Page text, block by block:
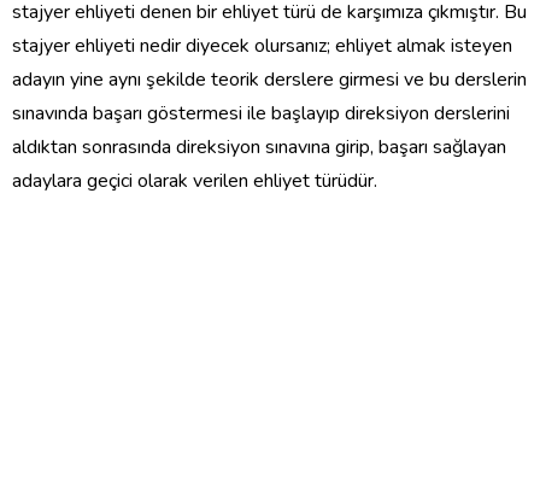
stajyer ehliyeti denen bir ehliyet türü de karşımıza çıkmıştır. Bu
stajyer ehliyeti nedir diyecek olursanız; ehliyet almak isteyen
adayın yine aynı şekilde teorik derslere girmesi ve bu derslerin
sınavında başarı göstermesi ile başlayıp direksiyon derslerini
aldıktan sonrasında direksiyon sınavına girip, başarı sağlayan
adaylara geçici olarak verilen ehliyet türüdür.